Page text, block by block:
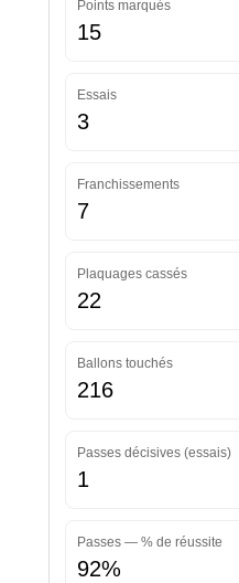
Points marqués
15
Essais
3
Franchissements
7
Plaquages cassés
22
Ballons touchés
216
Passes décisives (essais)
1
Passes — % de réussite
92%